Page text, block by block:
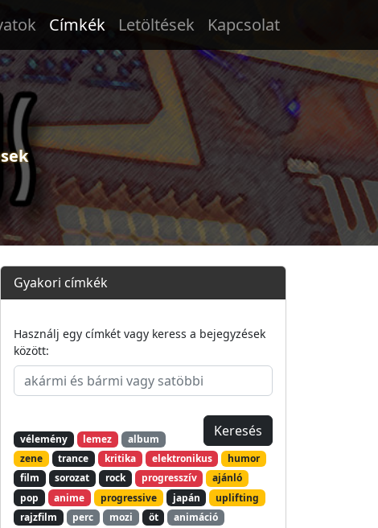
Címkék Letöltések Kapcsolat
Gyakori címkék
Használj egy címkét vagy keress a bejegyzések
között:
vélemény lemez
album
zene
trance kritika elektronikus
humor
film
sorozat rock progresszív
ajánló
pop
anime progressive japán
uplifting
rajzfilm
perc mozi öt
animáció